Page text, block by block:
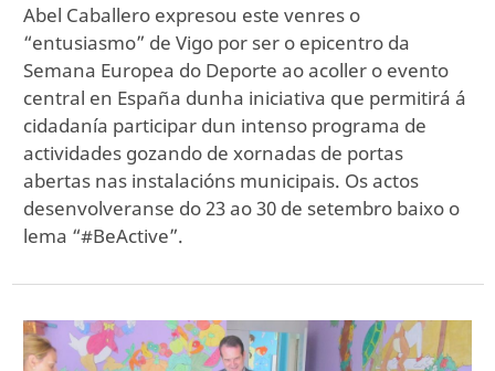
Abel Caballero expresou este venres o
“entusiasmo” de Vigo por ser o epicentro da
Semana Europea do Deporte ao acoller o evento
central en España dunha iniciativa que permitirá á
cidadanía participar dun intenso programa de
actividades gozando de xornadas de portas
abertas nas instalacións municipais. Os actos
desenvolveranse do 23 ao 30 de setembro baixo o
lema “#BeActive”.